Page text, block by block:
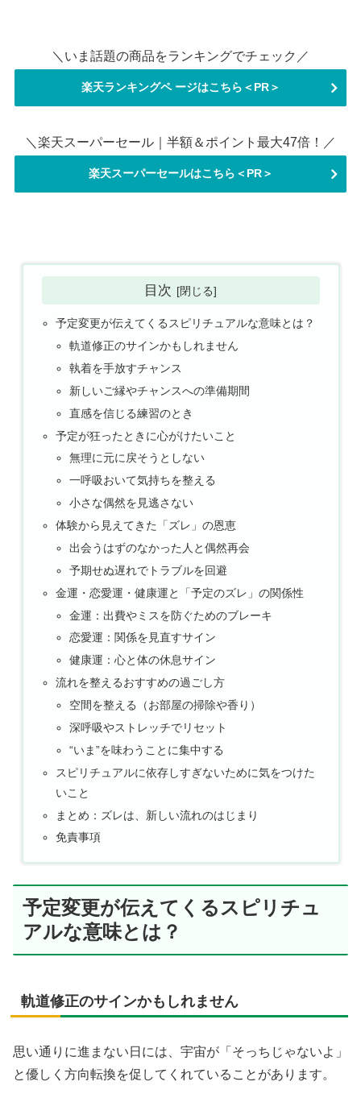
＼いま話題の商品をランキングでチェック／
楽天ランキングペ ージはこちら＜PR＞
＼楽天スーパーセール｜半額＆ポイント最大47倍！／
楽天スーパーセールはこちら＜PR＞
目次
予定変更が伝えてくるスピリチュアルな意味とは？
軌道修正のサインかもしれません
執着を手放すチャンス
新しいご縁やチャンスへの準備期間
直感を信じる練習のとき
予定が狂ったときに心がけたいこと
無理に元に戻そうとしない
一呼吸おいて気持ちを整える
小さな偶然を見逃さない
体験から見えてきた「ズレ」の恩恵
出会うはずのなかった人と偶然再会
予期せぬ遅れでトラブルを回避
金運・恋愛運・健康運と「予定のズレ」の関係性
金運：出費やミスを防ぐためのブレーキ
恋愛運：関係を見直すサイン
健康運：心と体の休息サイン
流れを整えるおすすめの過ごし方
空間を整える（お部屋の掃除や香り）
深呼吸やストレッチでリセット
“いま”を味わうことに集中する
スピリチュアルに依存しすぎないために気をつけた
いこと
まとめ：ズレは、新しい流れのはじまり
免責事項
予定変更が伝えてくるスピリチュ
アルな意味とは？
軌道修正のサインかもしれません
思い通りに進まない日には、宇宙が「そっちじゃないよ」
と優しく方向転換を促してくれていることがあります。